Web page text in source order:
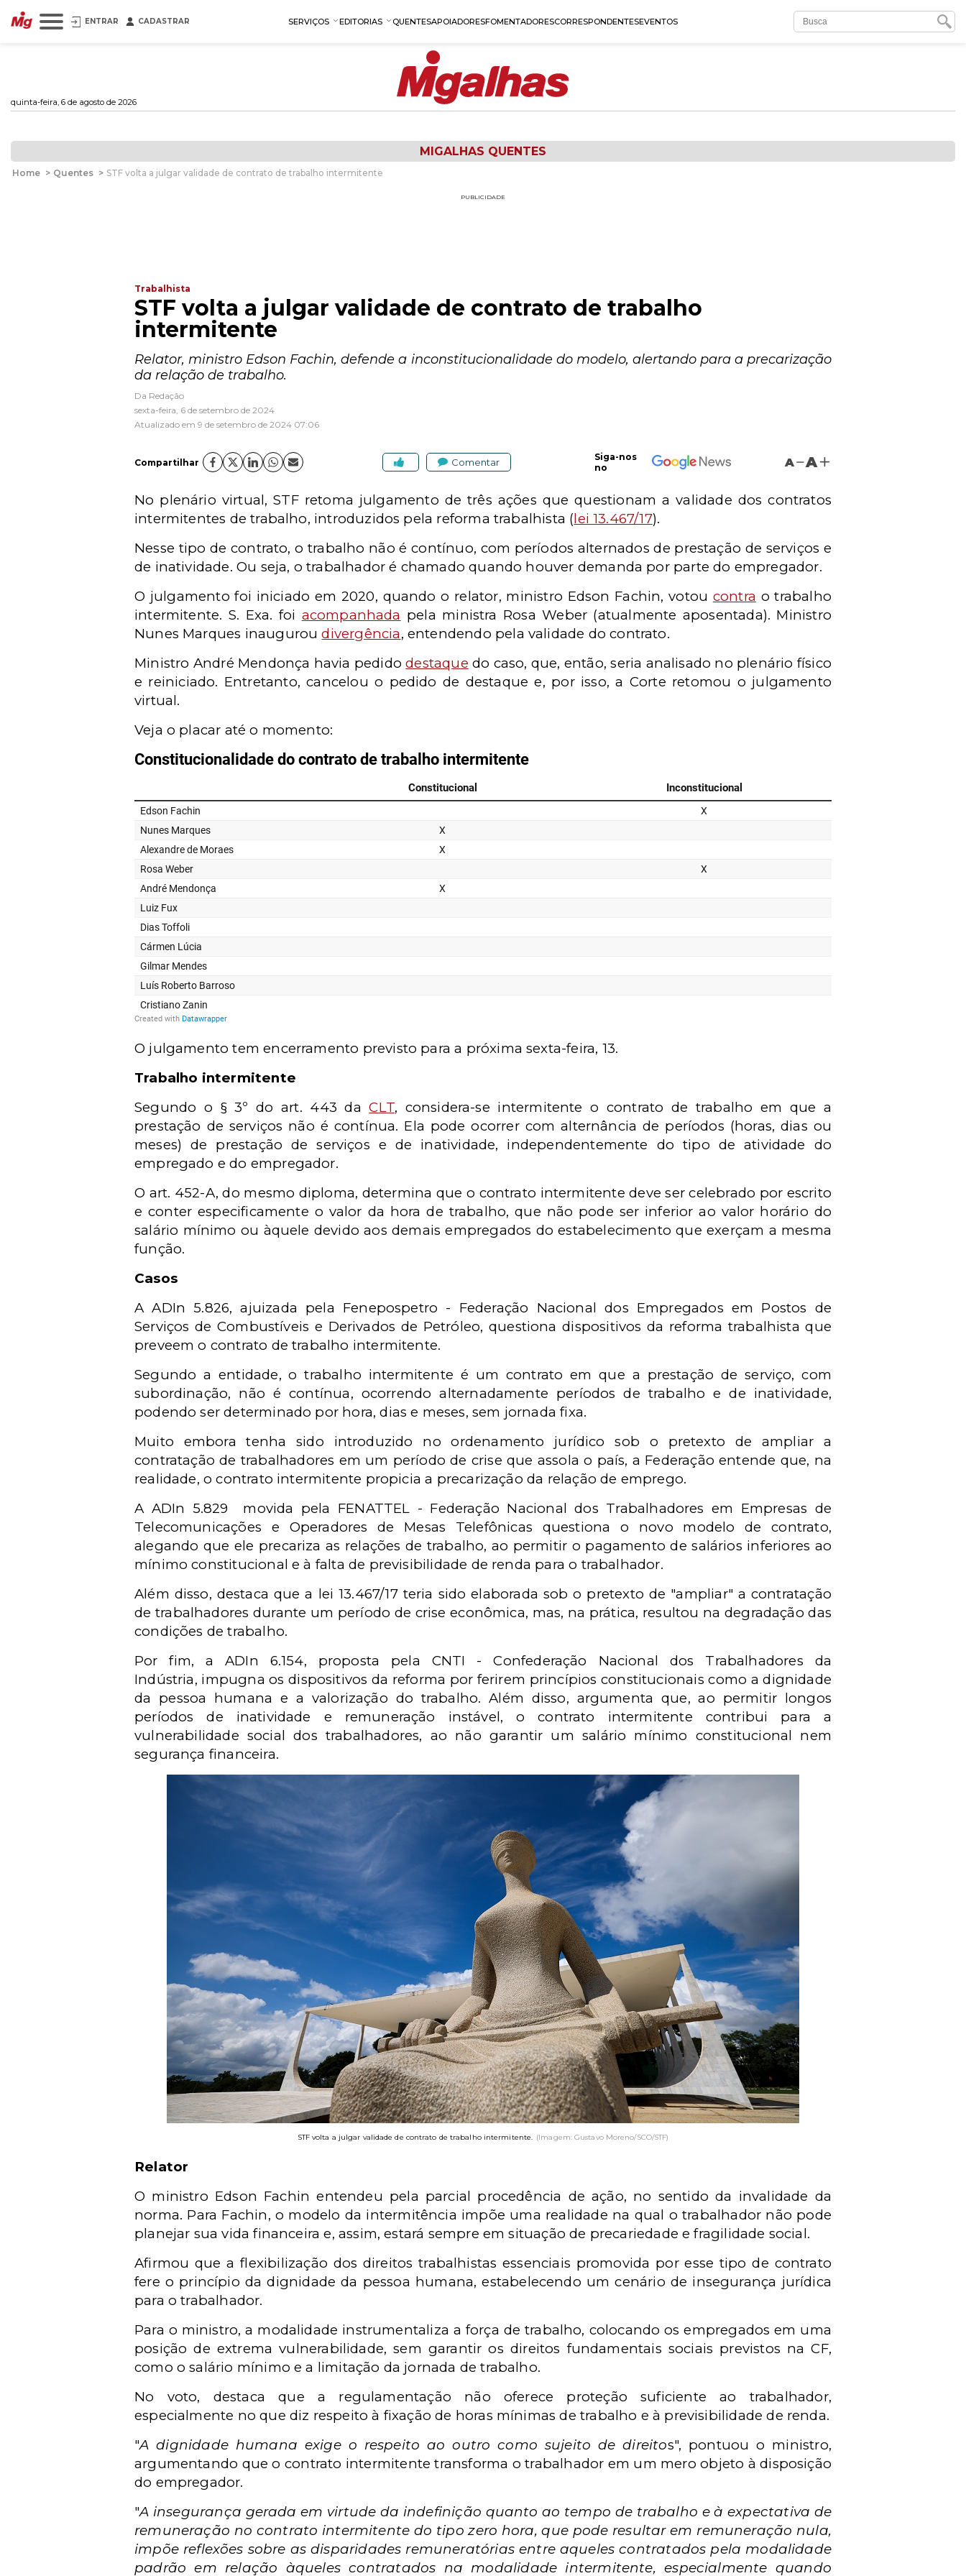
ENTRAR CADASTRAR SERVIÇOS EDITORIAS QUENTESAPOIADORESFOMENTADORESCORRESPONDENTESEVENTOS
quinta-feira, 6 de agosto de 2026
MIGALHAS QUENTES
Home > Quentes > STF volta a julgar validade de contrato de trabalho intermitente
PUBLICIDADE
Trabalhista
STF volta a julgar validade de contrato de trabalho
intermitente
Relator, ministro Edson Fachin, defende a inconstitucionalidade do modelo, alertando para a precarização
da relação de trabalho.
Da Redação
sexta-feira, 6 de setembro de 2024
Atualizado em 9 de setembro de 2024 07:06
Compartilhar Comentar
Siga-nos
no
A A
No plenário virtual, STF retoma julgamento de três ações que questionam a validade dos contratos
intermitentes de trabalho, introduzidos pela reforma trabalhista (lei 13.467/17).
Nesse tipo de contrato, o trabalho não é contínuo, com períodos alternados de prestação de serviços e
de inatividade. Ou seja, o trabalhador é chamado quando houver demanda por parte do empregador.
O julgamento foi iniciado em 2020, quando o relator, ministro Edson Fachin, votou contra o trabalho
intermitente. S. Exa. foi acompanhada pela ministra Rosa Weber (atualmente aposentada). Ministro
Nunes Marques inauguroudivergência, entendendo pela validade do contrato.
Ministro André Mendonça havia pedidodestaque do caso, que, então, seria analisado no plenário físico
e reiniciado. Entretanto, cancelou o pedido de destaque e, por isso, a Corte retomou o julgamento
virtual.
Veja o placar até o momento:
O julgamento tem encerramento previsto para a próxima sexta-feira, 13.
Trabalho intermitente
Segundo o § 3º do art. 443 daCLT, considera-se intermitente o contrato de trabalho em que a
prestação de serviços não é contínua. Ela pode ocorrer com alternância de períodos (horas, dias ou
meses) de prestação de serviços e de inatividade, independentemente do tipo de atividade do
empregado e do empregador.
O art. 452-A, do mesmo diploma, determina que o contrato intermitente deve ser celebrado por escrito
e conter especificamente o valor da hora de trabalho, que não pode ser inferior ao valor horário do
salário mínimo ou àquele devido aos demais empregados do estabelecimento que exerçam a mesma
função.
Casos
A ADIn 5.826, ajuizada pela Fenepospetro - Federação Nacional dos Empregados em Postos de
Serviços de Combustíveis e Derivados de Petróleo, questiona dispositivos da reforma trabalhista que
preveem o contrato de trabalho intermitente.
Segundo a entidade, o trabalho intermitente é um contrato em que a prestação de serviço, com
subordinação, não é contínua, ocorrendo alternadamente períodos de trabalho e de inatividade,
podendo ser determinado por hora, dias e meses, sem jornada fixa.
Muito embora tenha sido introduzido no ordenamento jurídico sob o pretexto de ampliar a
contratação de trabalhadores em um período de crise que assola o país, a Federação entende que, na
realidade, o contrato intermitente propicia a precarização da relação de emprego.
A ADIn 5.829 movida pela FENATTEL - Federação Nacional dos Trabalhadores em Empresas de
Telecomunicações e Operadores de Mesas Telefônicas questiona o novo modelo de contrato,
alegando que ele precariza as relações de trabalho, ao permitir o pagamento de salários inferiores ao
mínimo constitucional e à falta de previsibilidade de renda para o trabalhador.
Além disso, destaca que a lei 13.467/17 teria sido elaborada sob o pretexto de "ampliar" a contratação
de trabalhadores durante um período de crise econômica, mas, na prática, resultou na degradação das
condições de trabalho.
Por fim, a ADIn 6.154, proposta pela CNTI - Confederação Nacional dos Trabalhadores da
Indústria, impugna os dispositivos da reforma por ferirem princípios constitucionais como a dignidade
da pessoa humana e a valorização do trabalho. Além disso, argumenta que, ao permitir longos
períodos de inatividade e remuneração instável, o contrato intermitente contribui para a
vulnerabilidade social dos trabalhadores, ao não garantir um salário mínimo constitucional nem
segurança financeira.
STF volta a julgar validade de contrato de trabalho intermitente. (Imagem: Gustavo Moreno/SCO/STF)
Relator
O ministro Edson Fachin entendeu pela parcial procedência de ação, no sentido da invalidade da
norma. Para Fachin, o modelo da intermitência impõe uma realidade na qual o trabalhador não pode
planejar sua vida financeira e, assim, estará sempre em situação de precariedade e fragilidade social.
Afirmou que a flexibilização dos direitos trabalhistas essenciais promovida por esse tipo de contrato
fere o princípio da dignidade da pessoa humana, estabelecendo um cenário de insegurança jurídica
para o trabalhador.
Para o ministro, a modalidade instrumentaliza a força de trabalho, colocando os empregados em uma
posição de extrema vulnerabilidade, sem garantir os direitos fundamentais sociais previstos na CF,
como o salário mínimo e a limitação da jornada de trabalho.
No voto, destaca que a regulamentação não oferece proteção suficiente ao trabalhador,
especialmente no que diz respeito à fixação de horas mínimas de trabalho e à previsibilidade de renda.
"A dignidade humana exige o respeito ao outro como sujeito de direitos", pontuou o ministro,
argumentando que o contrato intermitente transforma o trabalhador em um mero objeto à disposição
do empregador.
"A insegurança gerada em virtude da indefinição quanto ao tempo de trabalho e à expectativa de
remuneração no contrato intermitente do tipo zero hora, que pode resultar em remuneração nula,
impõe reflexões sobre as disparidades remuneratórias entre aqueles contratados pela modalidade
padrão em relação àqueles contratados na modalidade intermitente, especialmente quando